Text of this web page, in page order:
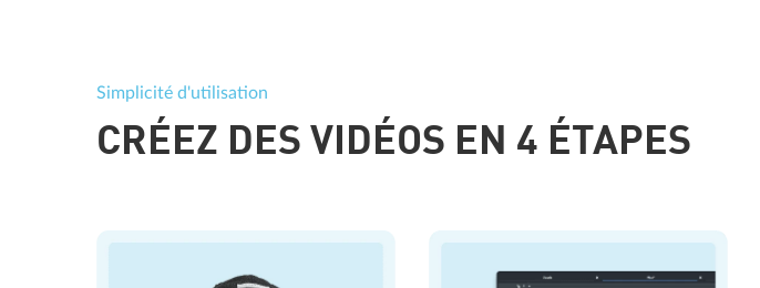
Simplicité d'utilisation
CRÉEZ DES VIDÉOS EN 4 ÉTAPES